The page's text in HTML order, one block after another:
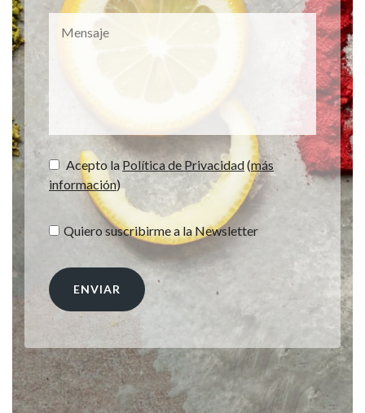
Acepto la Política de Privacidad(más
información)
Quiero suscribirme a la Newsletter